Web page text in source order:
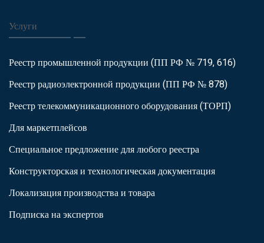
Услуги
Реестр промышленной продукции (ПП РФ № 719, 616)
Реестр радиоэлектронной продукции (ПП РФ № 878)
Реестр телекоммуникационного оборудования (ТОРП)
Для маркетплейсов
Специальное предложение для любого реестра
Конструкторская и технологическая документация
Локализация производства и товара
Подписка на экспертов